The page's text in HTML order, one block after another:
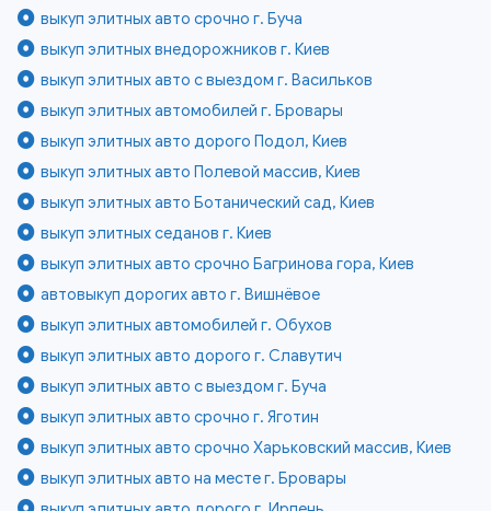
выкуп элитных авто срочно г. Буча
выкуп элитных внедорожников г. Киев
выкуп элитных авто с выездом г. Васильков
выкуп элитных автомобилей г. Бровары
выкуп элитных авто дорого Подол, Киев
выкуп элитных авто Полевой массив, Киев
выкуп элитных авто Ботанический сад, Киев
выкуп элитных седанов г. Киев
выкуп элитных авто срочно Багринова гора, Киев
автовыкуп дорогих авто г. Вишнёвое
выкуп элитных автомобилей г. Обухов
выкуп элитных авто дорого г. Славутич
выкуп элитных авто с выездом г. Буча
выкуп элитных авто срочно г. Яготин
выкуп элитных авто срочно Харьковский массив, Киев
выкуп элитных авто на месте г. Бровары